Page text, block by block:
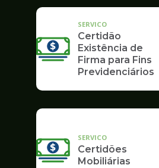
SERVICO
Certidão
Existência de
Firma para Fins
Previdenciários
SERVICO
Certidões
Mobiliárias